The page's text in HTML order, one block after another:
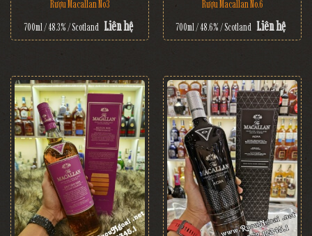
Rượu Macallan No3
700ml / 48.3% / Scotland Liên hệ
Rượu Macallan No.6
700ml / 48.6% / Scotland Liên hệ